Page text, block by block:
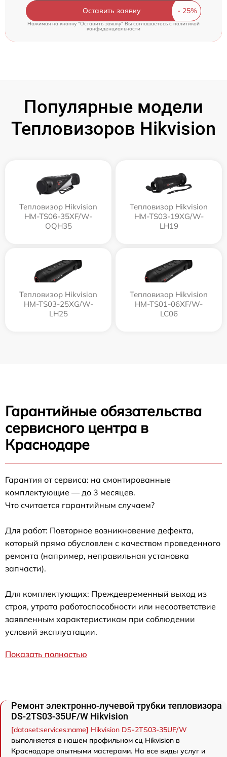
Оставить заявку
Нажимая на кнопку "Оставить заявку" Вы соглашаетесь c политикой
конфиденциальности
Популярные модели
Тепловизоров Hikvision
Тепловизор Hikvision
HM-TS06-35XF/W-
OQH35
Тепловизор Hikvision
HM-TS03-19XG/W-
LH19
Тепловизор Hikvision
HM-TS03-25XG/W-
LH25
Тепловизор Hikvision
HM-TS01-06XF/W-
LC06
Гарантийные обязательства
сервисного центра в
Краснодаре
Гарантия от сервиса: на смонтированные
комплектующие — до 3 месяцев.
Что считается гарантийным случаем?
Для работ: Повторное возникновение дефекта,
который прямо обусловлен с качеством проведенного
ремонта (например, неправильная установка
запчасти).
Для комплектующих: Преждевременный выход из
строя, утрата работоспособности или несоответствие
заявленным характеристикам при соблюдении
условий эксплуатации.
Показать полностью
Ремонт электронно-лучевой трубки тепловизора
DS-2TS03-35UF/W Hikvision
[dataset:services:name] Hikvision DS-2TS03-35UF/W
выполняется в нашем профильном сц Hikvision в
Краснодаре опытными мастерами. На все виды услуг и